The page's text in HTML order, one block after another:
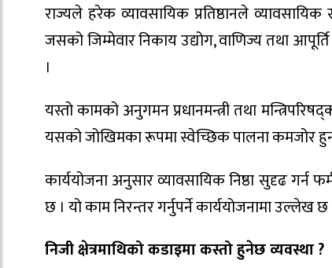
राज्यले हरेक व्यावसायिक प्रतिष्ठानले व्यावसायिक
जसको जिम्मेवार निकाय उद्योग, वाणिज्य तथा
।
यस्तो कामको अनुगमन प्रधानमन्त्री तथा
यसको जोखिमका रूपमा स्वेच्छिक पालना कमजोर
कार्ययोजना अनुसार व्यावसायिक निष्ठा सुदृढ गर्न
छ । यो काम निरन्तर गर्नुपर्ने कार्ययोजनामा उल्लेख छ
निजी क्षेत्रमाथिको कडाइमा कस्तो हुनेछ व्यवस्था ?